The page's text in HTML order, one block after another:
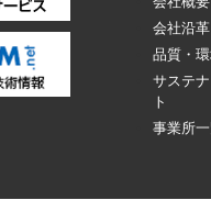
会社沿革
品質・
サステ
ト
事業所